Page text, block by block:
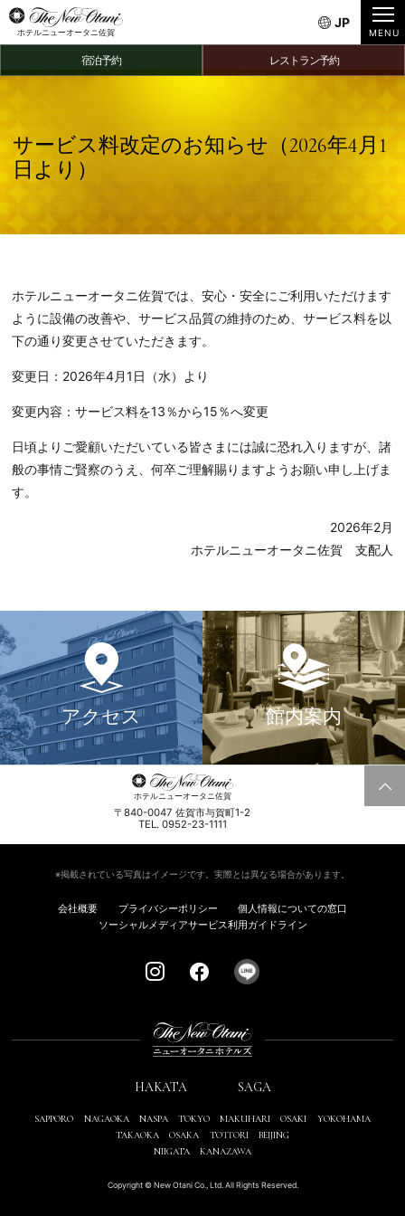
ホテルニューオータニ佐賀
JP
宿泊予約 レストラン予約
サービス料改定のお知らせ（2026年4月1
日より）
ホテルニューオータニ佐賀では、安心・安全にご利用いただけます
ように設備の改善や、サービス品質の維持のため、サービス料を以
下の通り変更させていただきます。
変更日：2026年4月1日（水）より
変更内容：サービス料を13％から15％へ変更
日頃よりご愛顧いただいている皆さまには誠に恐れ入りますが、諸
般の事情ご賢察のうえ、何卒ご理解賜りますようお願い申し上げま
す。
2026年2月
ホテルニューオータニ佐賀 支配人
アクセス 館内案内
ホテルニューオータニ佐賀
〒840-0047 佐賀市与賀町1-2
TEL. 0952-23-1111
※掲載されている写真はイメージです。実際とは異なる場合があります。
会社概要 プライバシーポリシー
個人情報についての窓口
ソーシャルメディアサービス利用ガイドライン
HAKATA SAGA
SAPPORO NAGAOKA NASPA TOKYO MAKUHARI OSAKI
YOKOHAMA
TAKAOKA
OSAKA TOTTORI
BEIJING
NIIGATA
KANAZAWA
Copyright © New Otani Co., Ltd. All Rights Reserved.